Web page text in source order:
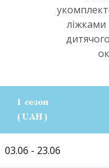
1 сезон
(UAH)
03.06 - 23.06